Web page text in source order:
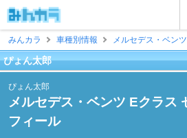
みんカラ
車種別情報 メルセデス・ベンツ
ぴょん太郎
ぴょん太郎
メルセデス・ベンツ Eクラス
フィール